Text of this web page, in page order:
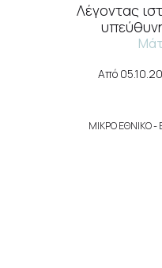
Λέγοντας
Από
ΜΙΚΡΟ ΕΘΝΙΚΟ-